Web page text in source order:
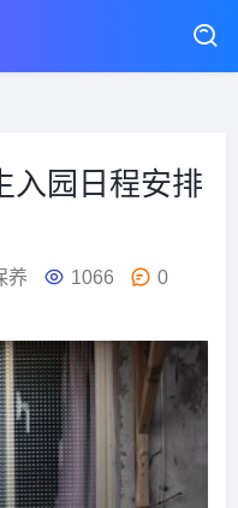
入园日程安排
养 1066 0